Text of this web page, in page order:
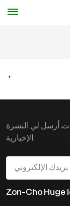
+
أرسل لي النشرة
الإخبارية.
Zon-Cho Huge